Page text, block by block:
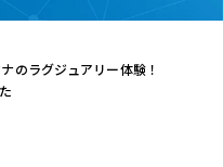
のラグジュアリー体験！